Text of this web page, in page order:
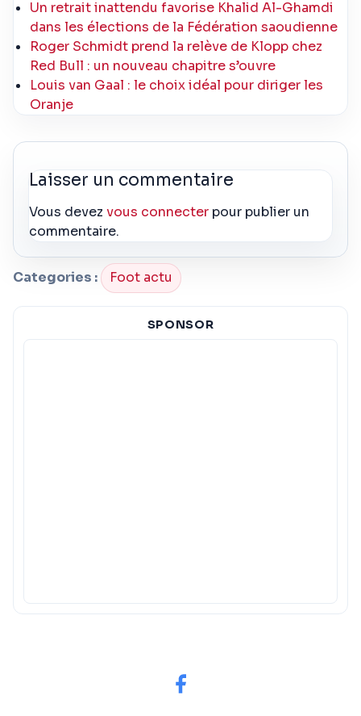
Un retrait inattendu favorise Khalid Al-Ghamdi
dans les élections de la Fédération saoudienne
Roger Schmidt prend la relève de Klopp chez
Red Bull : un nouveau chapitre s’ouvre
Louis van Gaal : le choix idéal pour diriger les
Oranje
Laisser un commentaire
Vous devezvous connecter pour publier un
commentaire.
Categories : Foot actu
SPONSOR